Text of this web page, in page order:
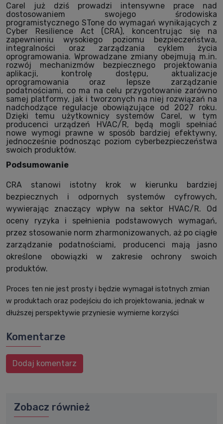
Carel już dziś prowadzi intensywne prace nad
dostosowaniem swojego środowiska
programistycznego STone do wymagań wynikających z
Cyber Resilience Act (CRA), koncentrując się na
zapewnieniu wysokiego poziomu bezpieczeństwa,
integralności oraz zarządzania cyklem życia
oprogramowania. Wprowadzane zmiany obejmują m.in.
rozwój mechanizmów bezpiecznego projektowania
aplikacji, kontrolę dostępu, aktualizacje
oprogramowania oraz lepsze zarządzanie
podatnościami, co ma na celu przygotowanie zarówno
samej platformy, jak i tworzonych na niej rozwiązań na
nadchodzące regulacje obowiązujące od 2027 roku.
Dzięki temu użytkownicy systemów Carel, w tym
producenci urządzeń HVAC/R, będą mogli spełniać
nowe wymogi prawne w sposób bardziej efektywny,
jednocześnie podnosząc poziom cyberbezpieczeństwa
swoich produktów.
Podsumowanie
CRA stanowi istotny krok w kierunku bardziej
bezpiecznych i odpornych systemów cyfrowych,
wywierając znaczący wpływ na sektor HVAC/R. Od
oceny ryzyka i spełnienia podstawowych wymagań,
przez stosowanie norm zharmonizowanych, aż po ciągłe
zarządzanie podatnościami, producenci mają jasno
określone obowiązki w zakresie ochrony swoich
produktów.
Proces ten nie jest prosty i będzie wymagał istotnych zmian
w produktach oraz podejściu do ich projektowania, jednak w
dłuższej perspektywie przyniesie wymierne korzyści
Komentarze
Dodaj komentarz
Zobacz również